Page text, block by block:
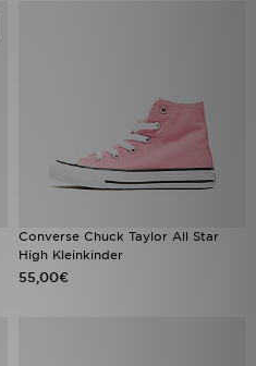
Converse Chuck Taylor All Star
High Kleinkinder
55,00€